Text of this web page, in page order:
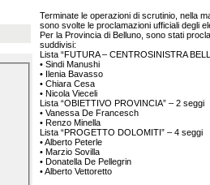
Terminate le operazioni di scrutinio, nella
sono svolte le proclamazioni ufficiali degli
Per la Provincia di Belluno, sono stati
suddivisi:
Lista “FUTURA – CENTROSINISTRA
• Sindi Manushi
• Ilenia Bavasso
• Chiara Cesa
• Nicola Vieceli
Lista “OBIETTIVO PROVINCIA” – 2 seggi
• Vanessa De Francesch
• Renzo Minella
Lista “PROGETTO DOLOMITI” – 4 seggi
• Alberto Peterle
• Marzio Sovilla
• Donatella De Pellegrin
• Alberto Vettoretto